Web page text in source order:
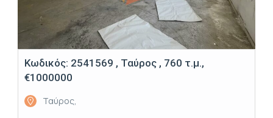
Κωδικός: 2541569 , Ταύρος , 760 τ.μ.,
€1000000
Ταύρος,